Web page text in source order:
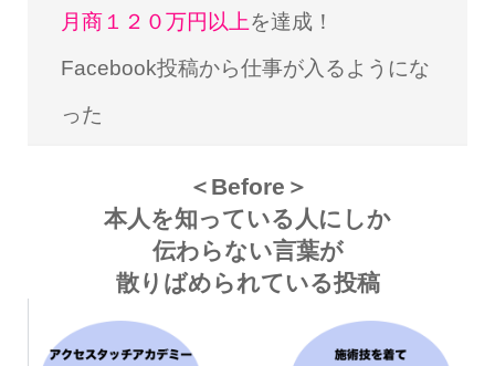
月商１２０万円以上を達成！
Facebook投稿から仕事が入るようにな
った
＜Before＞
本人を知っている人にしか
伝わらない言葉が
散りばめられている投稿